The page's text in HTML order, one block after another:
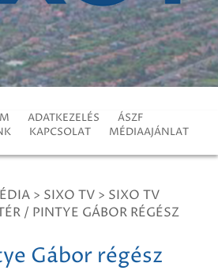
ADATKEZELÉS
ÁSZF
KAPCSOLAT MÉDIAAJÁNLAT
> SIXO TV > SIXO TV
/ PINTYE GÁBOR RÉGÉSZ
Gábor régész